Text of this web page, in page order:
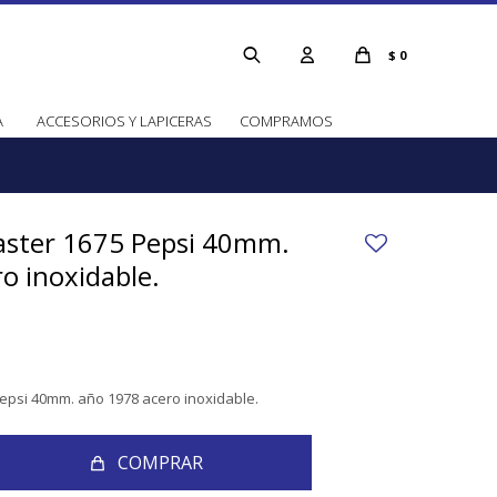
ACCESORIOS Y LAPICERAS COMPRAMOS
$ 0
1675 Pepsi 40mm.
inoxidable.
40mm. año 1978 acero inoxidable.
COMPRAR